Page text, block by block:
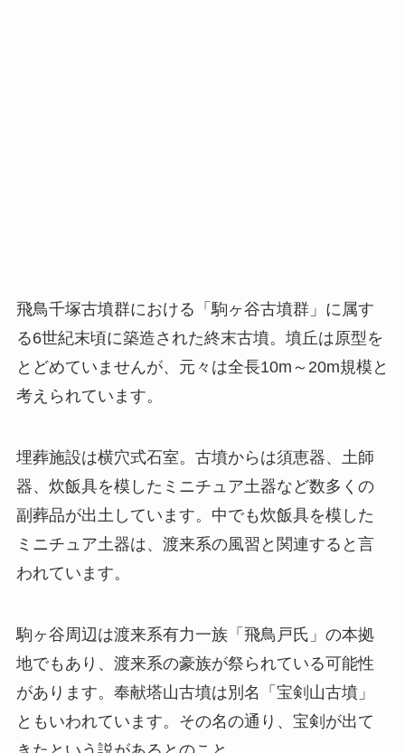
飛鳥千塚古墳群における「駒ヶ谷古墳群」に属す
る6世紀末頃に築造された終末古墳。墳丘は原型を
とどめていませんが、元々は全長10m～20m規模と
考えられています。
埋葬施設は横穴式石室。古墳からは須恵器、土師
器、炊飯具を模したミニチュア土器など数多くの
副葬品が出土しています。中でも炊飯具を模した
ミニチュア土器は、渡来系の風習と関連すると言
われています。
駒ヶ谷周辺は渡来系有力一族「飛鳥戸氏」の本拠
地でもあり、渡来系の豪族が祭られている可能性
があります。奉献塔山古墳は別名「宝剣山古墳」
ともいわれています。その名の通り、宝剣が出て